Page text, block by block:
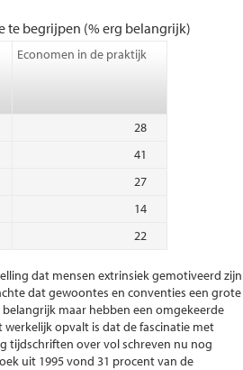
te begrijpen (% erg belangrijk)
Economen in de praktijk
28
41
27
14
22
dat mensen extrinsiek gemotiveerd zijn
dat gewoontes en conventies een grote
maar hebben een omgekeerde
opvalt is dat de fascinatie met
tijdschriften over vol schreven nu nog
uit 1995 vond 31 procent van de